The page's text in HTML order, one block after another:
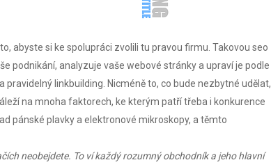
abyste si ke spolupráci zvolili tu pravou firmu. Takovou seo
podnikání, analyzuje vaše webové stránky a upraví je podle
linkbuilding. Nicméně to, co bude nezbytné udělat,
na mnoha faktorech, ke kterým patří třeba i konkurence
pánské plavky a elektronové mikroskopy, a těmto
neobejdete. To ví každý rozumný obchodník a jeho hlavní